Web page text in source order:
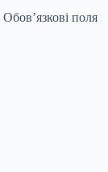
Обов’язкові поля